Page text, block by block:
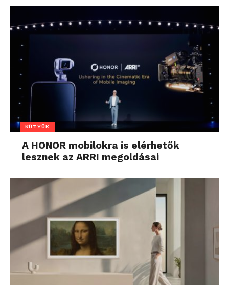
KÜTYÜK
A HONOR mobilokra is elérhetők
lesznek az ARRI megoldásai